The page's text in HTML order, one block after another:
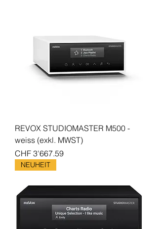
REVOX STUDIOMASTER M500 -
weiss (exkl. MWST)
Preis
CHF 3'667.59
NEUHEIT